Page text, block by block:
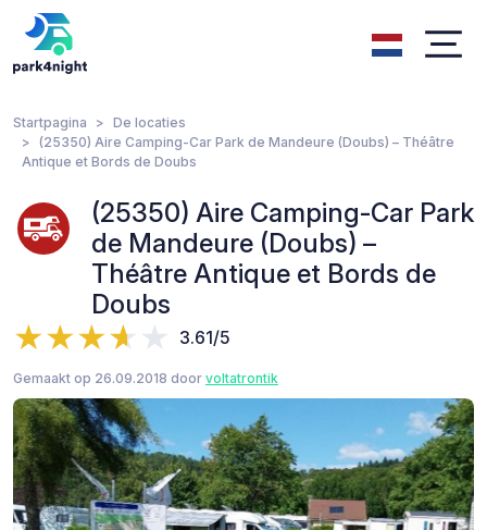
Startpagina
De locaties
(25350) Aire Camping-Car Park de Mandeure (Doubs) – Théâtre
Antique et Bords de Doubs
(25350) Aire Camping-Car Park
de Mandeure (Doubs) –
Théâtre Antique et Bords de
Doubs
3.61/5
Gemaakt op 26.09.2018 door voltatrontik